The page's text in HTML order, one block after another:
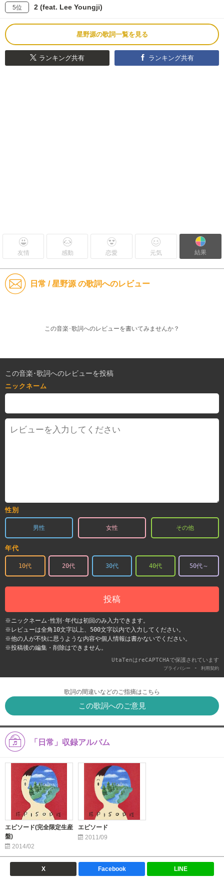
5位 2 (feat. Lee Youngji)
星野源の歌詞一覧を見る
ランキング共有 ランキング共有
友情 感動 恋愛 元気 結果
日常 / 星野源 の歌詞へのレビュー
この音楽･歌詞へのレビューを書いてみませんか？
この音楽･歌詞へのレビューを投稿
ニックネーム
性別
男性 女性 その他
年代
10代 20代 30代 40代 50代～
投稿
※ニックネーム･性別･年代は初回のみ入力できます。
※レビューは全角10文字以上、500文字以内で入力してください。
※他の人が不快に思うような内容や個人情報は書かないでください。
※投稿後の編集・削除はできません。
UtaTenはreCAPTCHAで保護されています
プライバシー - 利用契約
歌詞の間違いなどのご指摘はこちら
この歌詞へのご意見
「日常」収録アルバム
エピソード(完全限定生産
盤)
2014/02
エピソード
2011/09
X Facebook LINE